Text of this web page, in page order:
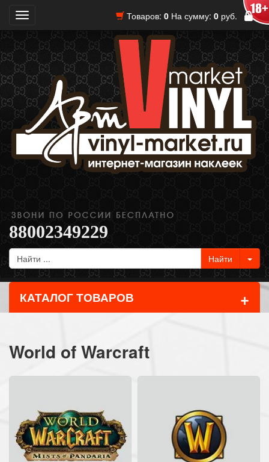
Товаров: 0 На сумму: 0 руб.
Toggle
navigation
88002349229
КАТАЛОГ ТОВАРОВ +
World of Warcraft